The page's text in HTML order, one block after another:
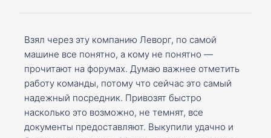
Взял через эту компанию Леворг, по самой
машине все понятно, а кому не понятно —
прочитают на форумах. Думаю важнее отметить
работу команды, потому что сейчас это самый
надежный посредник. Привозят быстро
насколько это возможно, не темнят, все
документы предоставляют. Выкупили удачно и